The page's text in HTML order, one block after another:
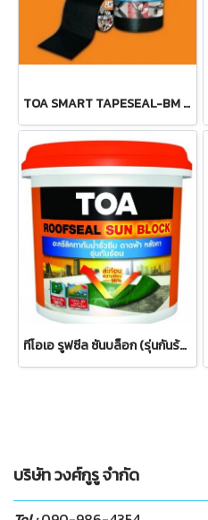
TOA SMART TAPESEAL-BM สมาร์ท เทปซีล บีเอ็ม
ทีโอเอ รูฟซีล ซันบล็อก (รุ่นกันร้อน)
บริษัท วงศ์กูรู จำกัด